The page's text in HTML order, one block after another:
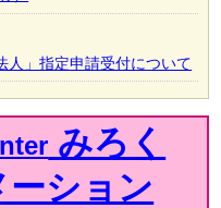
人」指定申請受付について
みろく
ション